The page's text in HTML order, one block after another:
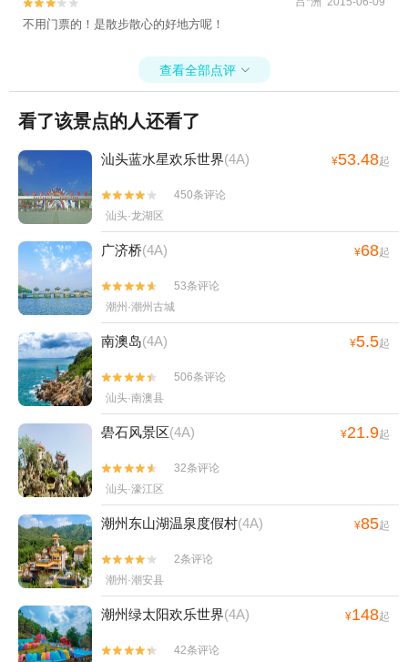


不用门票的！是散步散心的好地方呢！
查看全部点评 
看了该景点的人还看了
汕头蓝水星欢乐世界(4A) ¥53.48起


450条评论
汕头·龙湖区
广济桥(4A) ¥68起


53条评论
潮州·潮州古城
南澳岛(4A) ¥5.5起


506条评论
汕头·南澳县
礐石风景区(4A) ¥21.9起


32条评论
汕头·濠江区
潮州东山湖温泉度假村(4A) ¥85起


2条评论
潮州·潮安县
潮州绿太阳欢乐世界(4A) ¥148起

 42条评论